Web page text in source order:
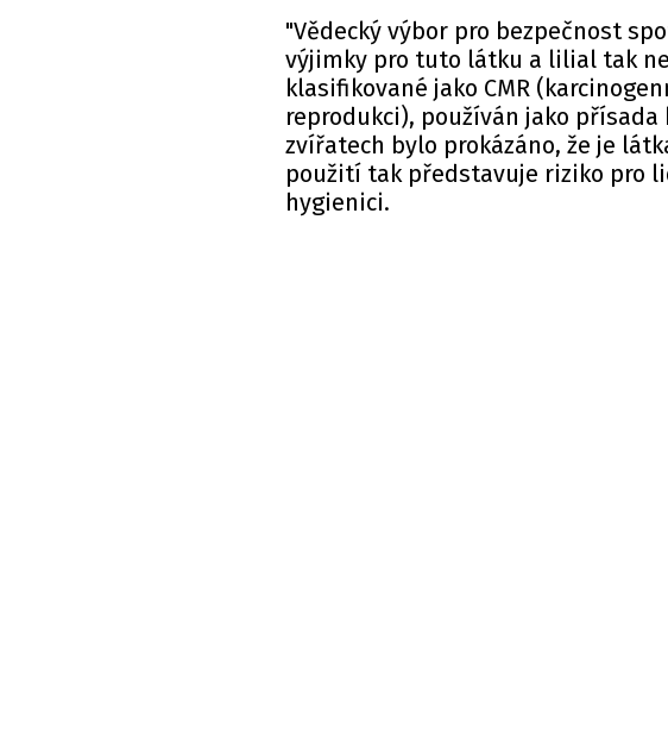
"Vědecký výbor pro bezpečnost
výjimky pro tuto látku a lilial tak
klasifikované jako CMR
reprodukci), používán jako
zvířatech bylo prokázáno, že je
použití tak představuje riziko pro
hygienici.